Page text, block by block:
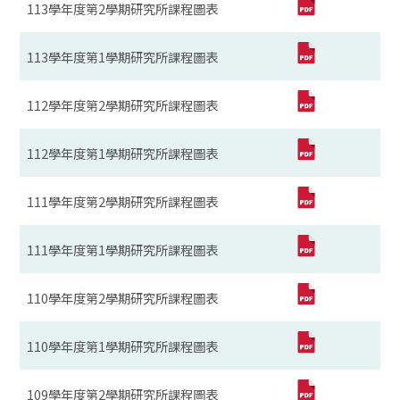
113學年度第2學期研究所課程圖表
113學年度第1學期研究所課程圖表
112學年度第2學期研究所課程圖表
112學年度第1學期研究所課程圖表
111學年度第2學期研究所課程圖表
111學年度第1學期研究所課程圖表
110學年度第2學期研究所課程圖表
110學年度第1學期研究所課程圖表
109學年度第2學期研究所課程圖表